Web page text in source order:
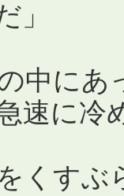
」
中にあ
速に冷
くすぶ